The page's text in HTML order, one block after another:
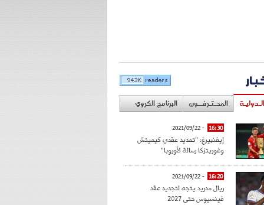
المحـتـرفــون البرنامج الكروي
16:30
- 2021/09/22
إيفنبيرغ: "تمديد عقدي كيميتش
وغوريتزكا رسالة لأوروبا"
16:20
- 2021/09/22
ريال مدريد يتجه لتجديد عقد
فينسيوس حتى 2027